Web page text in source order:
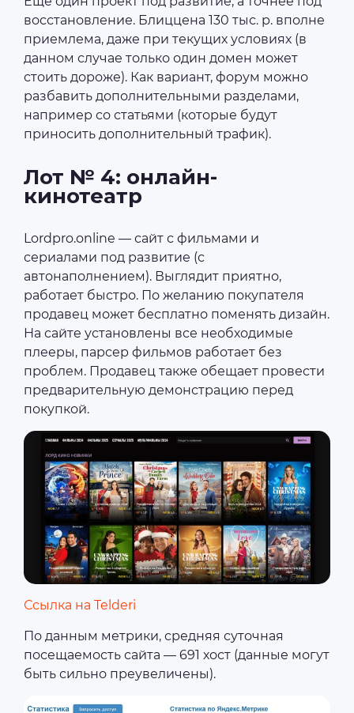
восстановление. Блиццена 130 тыс. р. вполне
приемлема, даже при текущих условиях (в
данном случае только один домен может
стоить дороже). Как вариант, форум можно
разбавить дополнительными разделами,
например со статьями (которые будут
приносить дополнительный трафик).
Лот № 4: онлайн-
кинотеатр
Lordpro.online — сайт с фильмами и
сериалами под развитие (с
автонаполнением). Выглядит приятно,
работает быстро. По желанию покупателя
продавец может бесплатно поменять дизайн.
На сайте установлены все необходимые
плееры, парсер фильмов работает без
проблем. Продавец также обещает провести
предварительную демонстрацию перед
покупкой.
Ссылка на Telderi
По данным метрики, средняя суточная
посещаемость сайта — 691 хост (данные могут
быть сильно преувеличены).